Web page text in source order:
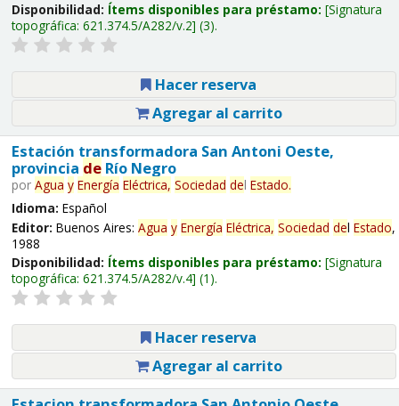
Disponibilidad: Ítems disponibles para préstamo: Signatura
topográfica: 621.374.5/A282/v.2 (3).
Hacer reserva
Agregar al carrito
Estación transformadora San Antoni Oeste,
provincia deRío Negro
por Agua y Energía Eléctrica, Sociedad del Estado.
Idioma: Español
Editor: Buenos Aires: Agua y Energía Eléctrica, Sociedad del Estado,
1988
Disponibilidad: Ítems disponibles para préstamo: Signatura
topográfica: 621.374.5/A282/v.4 (1).
Hacer reserva
Agregar al carrito